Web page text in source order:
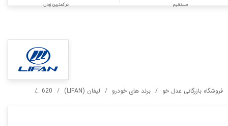
فروشگاه بازرگانی عدل خو برند های خودرو لیفان (LIFAN) 620
در کمترین زمان
مستقیم